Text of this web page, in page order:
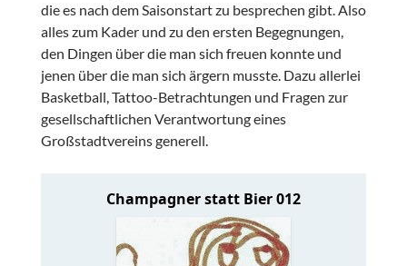
die es nach dem Saisonstart zu besprechen gibt. Also
alles zum Kader und zu den ersten Begegnungen,
den Dingen über die man sich freuen konnte und
jenen über die man sich ärgern musste. Dazu allerlei
Basketball, Tattoo-Betrachtungen und Fragen zur
gesellschaftlichen Verantwortung eines
Großstadtvereins generell.